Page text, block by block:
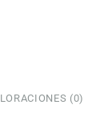
(0)